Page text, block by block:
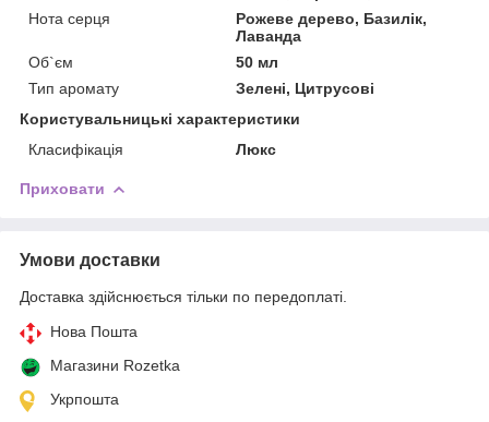
Нота серця
Рожеве дерево, Базилік,
Лаванда
Об`єм
50 мл
Тип аромату
Зелені, Цитрусові
Користувальницькі характеристики
Класифікація
Люкс
Приховати
Умови доставки
Доставка здійснюється тільки по передоплаті.
Нова Пошта
Магазини Rozetka
Укрпошта